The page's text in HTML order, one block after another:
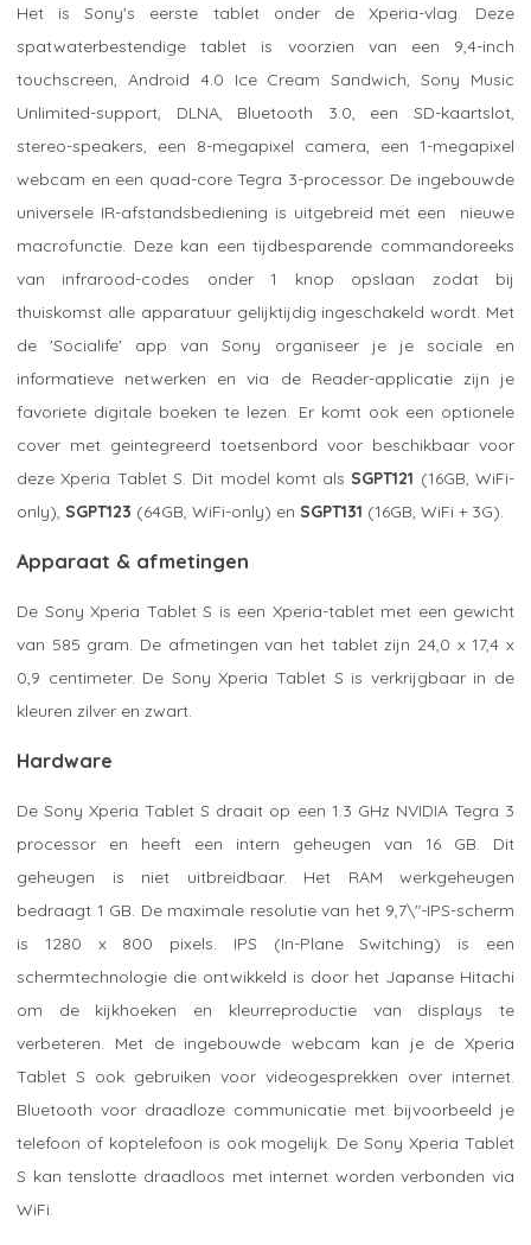
Het is Sony's eerste tablet onder de Xperia-vlag. Deze
spatwaterbestendige tablet is voorzien van een 9,4-inch
touchscreen, Android 4.0 Ice Cream Sandwich, Sony Music
Unlimited-support, DLNA, Bluetooth 3.0, een SD-kaartslot,
stereo-speakers, een 8-megapixel camera, een 1-megapixel
webcam en een quad-core Tegra 3-processor. De ingebouwde
universele IR-afstandsbediening is uitgebreid met een nieuwe
macrofunctie. Deze kan een tijdbesparende commandoreeks
van infrarood-codes onder 1 knop opslaan zodat bij
thuiskomst alle apparatuur gelijktijdig ingeschakeld wordt. Met
de 'Socialife' app van Sony organiseer je je sociale en
informatieve netwerken en via de Reader-applicatie zijn je
favoriete digitale boeken te lezen. Er komt ook een optionele
cover met geintegreerd toetsenbord voor beschikbaar voor
deze Xperia Tablet S. Dit model komt alsSGPT121 (16GB, WiFi-
only), SGPT123 (64GB, WiFi-only) en SGPT131 (16GB, WiFi + 3G).
Apparaat & afmetingen
De Sony Xperia Tablet S is een Xperia-tablet met een gewicht
van 585 gram. De afmetingen van het tablet zijn 24,0 x 17,4 x
0,9 centimeter. De Sony Xperia Tablet S is verkrijgbaar in de
kleuren zilver en zwart.
Hardware
De Sony Xperia Tablet S draait op een 1.3 GHz NVIDIA Tegra 3
processor en heeft een intern geheugen van 16 GB. Dit
geheugen is niet uitbreidbaar. Het RAM werkgeheugen
bedraagt 1 GB. De maximale resolutie van het 9,7\"-IPS-scherm
is 1280 x 800 pixels. IPS (In-Plane Switching) is een
schermtechnologie die ontwikkeld is door het Japanse Hitachi
om de kijkhoeken en kleurreproductie van displays te
verbeteren. Met de ingebouwde webcam kan je de Xperia
Tablet S ook gebruiken voor videogesprekken over internet.
Bluetooth voor draadloze communicatie met bijvoorbeeld je
telefoon of koptelefoon is ook mogelijk. De Sony Xperia Tablet
S kan tenslotte draadloos met internet worden verbonden via
WiFi.